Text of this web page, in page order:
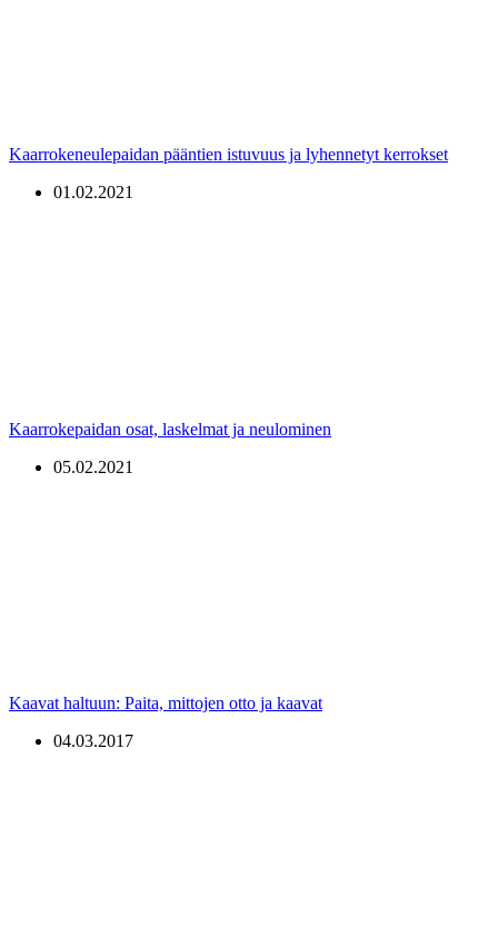
Kaarrokeneulepaidan pääntien istuvuus ja lyhennetyt kerrokset
01.02.2021
Kaarrokepaidan osat, laskelmat ja neulominen
05.02.2021
Kaavat haltuun: Paita, mittojen otto ja kaavat
04.03.2017